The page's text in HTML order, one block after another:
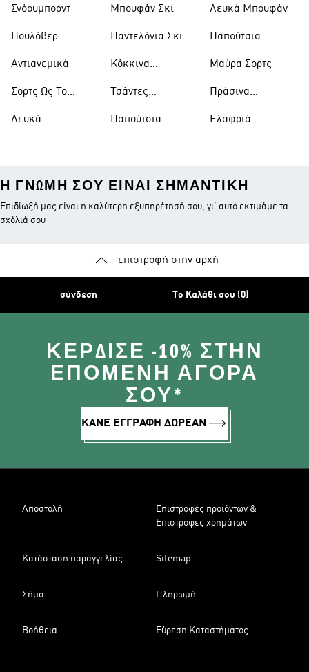
Σνόουμπορντ
Πουλόβερ
Αντιανεμικά
Σορτς Ως Το
Λευκά
Μπουφάν Σκι
Παντελόνια Σκι
Κόκκινα
Τσάντες
Παπούτσια
Λευκά Μπουφάν
Παπούτσια
Μαύρα Σορτς
Πράσινα
Ελαφριά
Η ΓΝΏΜΗ ΣΟΥ ΕΊΝΑΙ ΣΗΜΑΝΤΙΚΉ
Επιδίωξή μας είναι η καλύτερη εξυπηρέτησή σου, γι’ αυτό εκτιμάμε τα
σχόλιά σου
επιστροφή στην αρχή
σύνδεση Το Καλάθι σου (0)
ΚΈΡΔΙΣΕ -10% ΣΤΗΝ
ΕΠΌΜΕΝΗ ΑΓΟΡΆ
ΣΟΥ*
ΚΑΝΕ ΕΓΓΡΑΦΗ ΔΩΡΕΑΝ
Αποστολή
Επιστροφές προϊόντων &
Επιστροφές χρημάτων
Κατάσταση παραγγελίας Sitemap
Σήμα Πληρωμή
Βοήθεια Εύρεση Καταστήματος